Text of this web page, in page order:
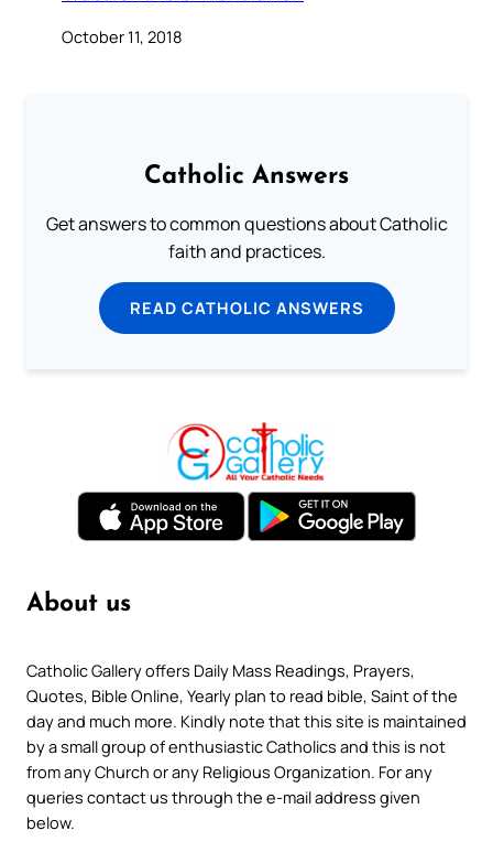
October 11, 2018
Catholic Answers
Get answers to common questions about Catholic
faith and practices.
READ CATHOLIC ANSWERS
About us
Catholic Gallery offers Daily Mass Readings, Prayers,
Quotes, Bible Online, Yearly plan to read bible, Saint of the
day and much more. Kindly note that this site is maintained
by a small group of enthusiastic Catholics and this is not
from any Church or any Religious Organization. For any
queries contact us through the e-mail address given
below.